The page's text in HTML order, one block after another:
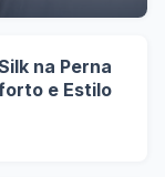
na Perna
e Estilo